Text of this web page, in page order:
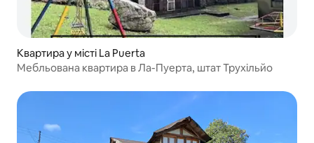
Квартира у місті La Puerta
Мебльована квартира в Ла-Пуерта, штат Трухільйо